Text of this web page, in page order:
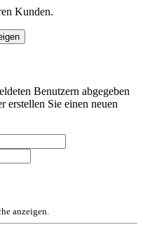
Kunden.
Benutzern abgegeben
erstellen Sie einen neuen
anzeigen.